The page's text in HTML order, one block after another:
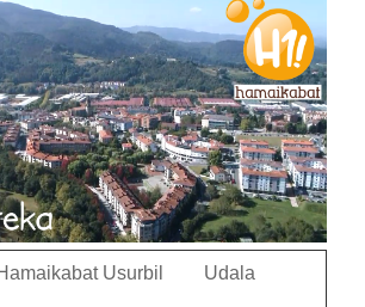
Usurbil Udala